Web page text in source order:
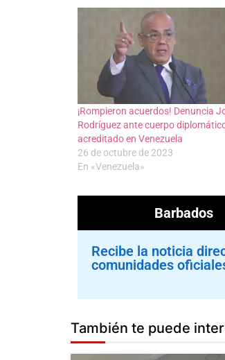
¡Rompieron acuerdos! Denuncia
Rodríguez ante cuerpo
acreditado en Venezuela
26 de octubre de 2023
En «Venezuela»
Barbados
Recibe la noticia
comunidades
También te puede